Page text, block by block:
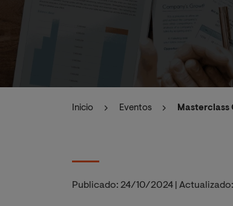
Inicio Eventos Masterclass
Publicado: 24/10/2024 Actualizado: